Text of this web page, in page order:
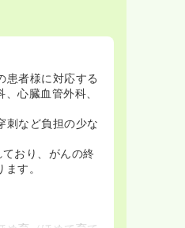
患者様に対応する
心臓血管外科、
刺など負担の少な
おり、がんの終
す。